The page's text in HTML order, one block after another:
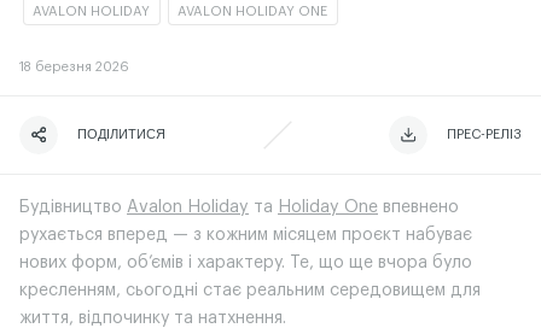
AVALON HOLIDAY AVALON HOLIDAY ONE
18 березня 2026
ЧИТАТИ ІСТОРІЮ
ПОДІЛИТИСЯ ПРЕС-РЕЛІЗ
ЧИТАТИ ІСТОРІЮ
Будівництво Avalon Holiday та Holiday One впевнено
рухається вперед — з кожним місяцем проєкт набуває
нових форм, об’ємів і характеру. Те, що ще вчора було
кресленням, сьогодні стає реальним середовищем для
життя, відпочинку та натхнення.